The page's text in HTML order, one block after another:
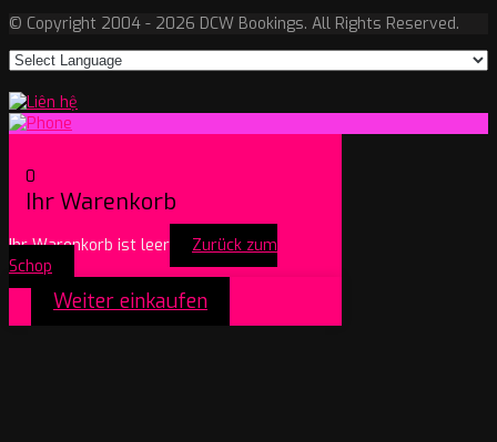
© Copyright 2004 - 2026 DCW Bookings. All Rights Reserved.
0
Ihr Warenkorb
Ihr Warenkorb ist leer
Zurück zum
Schop
Weiter einkaufen